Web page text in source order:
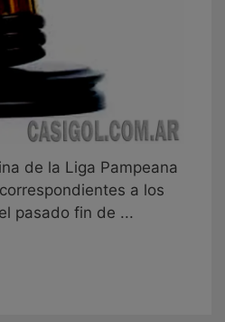
de la Liga Pampeana
a los
pasado fin de ...